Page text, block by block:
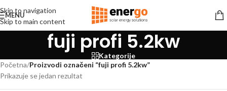
Skip to navigation
Skip to main content
MENU
fuji profi 5.2kw
Kategorije
Početna/Proizvodi označeni “fuji profi 5.2kw”
Prikazuje se jedan rezultat